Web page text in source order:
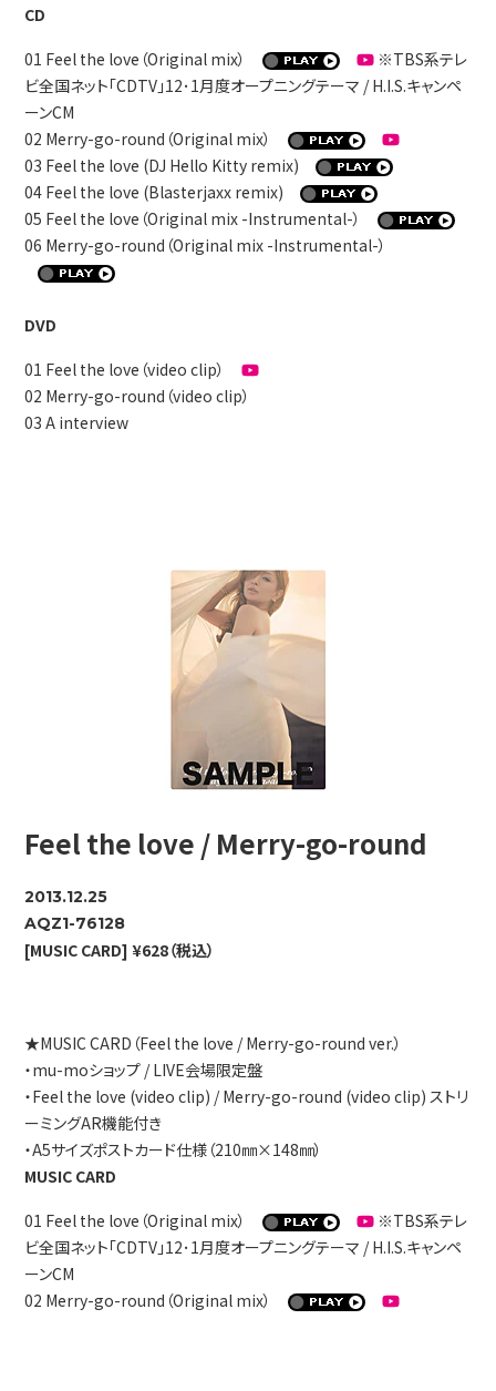
CD
01 Feel the love（Original mix）
※TBS系テレ
ビ全国ネット「CDTV」12･1月度オープニングテーマ / H.I.S.キャンペ
ーンCM
02 Merry-go-round（Original mix）
03 Feel the love (DJ Hello Kitty remix)
04 Feel the love (Blasterjaxx remix)
05 Feel the love（Original mix -Instrumental-）
06 Merry-go-round（Original mix -Instrumental-）
DVD
01 Feel the love（video clip）
02 Merry-go-round（video clip）
03 A interview
Feel the love / Merry-go-round
2013.12.25
AQZ1-76128
[MUSIC CARD] ¥628（税込）
★MUSIC CARD（Feel the love / Merry-go-round ver.）
・mu-moショップ / LIVE会場限定盤
・Feel the love (video clip) / Merry-go-round (video clip) ストリ
ーミングAR機能付き
・A5サイズポストカード仕様（210㎜×148㎜）
MUSIC CARD
01 Feel the love（Original mix）
※TBS系テレ
ビ全国ネット「CDTV」12･1月度オープニングテーマ / H.I.S.キャンペ
ーンCM
02 Merry-go-round（Original mix）